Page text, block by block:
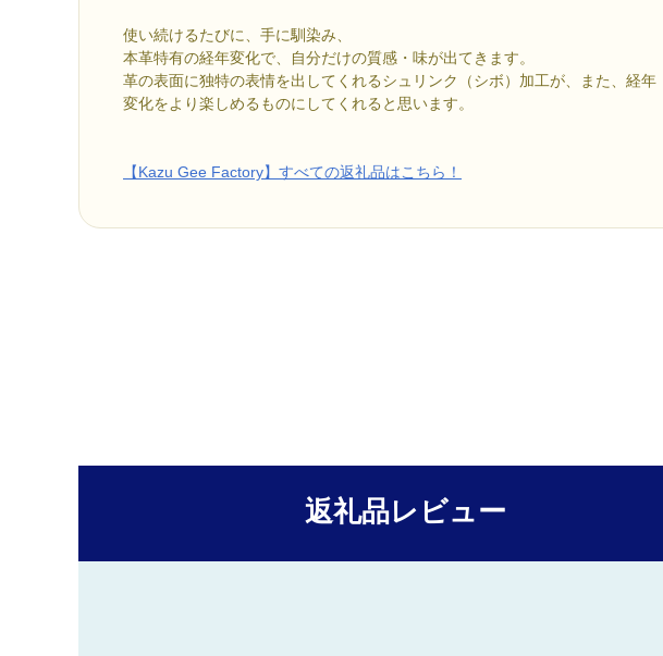
使い続けるたびに、手に馴染み、
本革特有の経年変化で、自分だけの質感・味が出てきます。
革の表面に独特の表情を出してくれるシュリンク（シボ）加工が、また、経年
変化をより楽しめるものにしてくれると思います。
【Kazu Gee Factory】すべての返礼品はこちら！
返礼品レビュー